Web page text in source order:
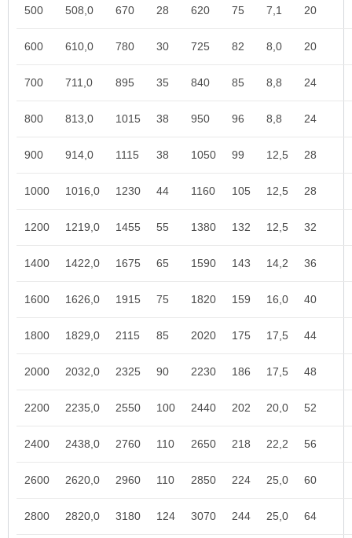
500 508,0 670 28 620 75 7,1 20
600 610,0 780 30 725 82 8,0 20
700 711,0 895 35 840 85 8,8 24
800 813,0 1015 38 950 96 8,8 24
900 914,0 1115 38 1050 99 12,5 28
1000 1016,0 1230 44 1160 105 12,5 28
1200 1219,0 1455 55 1380 132 12,5 32
1400 1422,0 1675 65 1590 143 14,2 36
1600 1626,0 1915 75 1820 159 16,0 40
1800 1829,0 2115 85 2020 175 17,5 44
2000 2032,0 2325 90 2230 186 17,5 48
2200 2235,0 2550 100 2440 202 20,0 52
2400 2438,0 2760 110 2650 218 22,2 56
2600 2620,0 2960 110 2850 224 25,0 60
2800 2820,0 3180 124 3070 244 25,0 64